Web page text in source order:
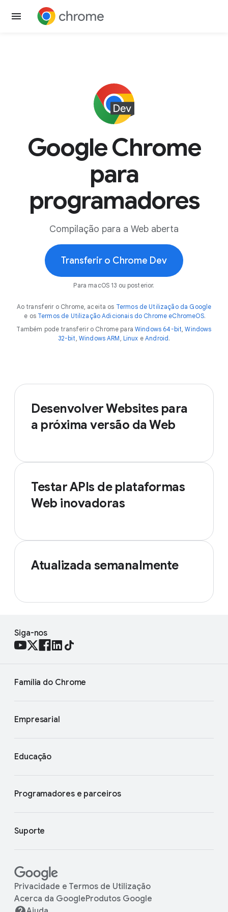
Google Chrome
para
programadores
Compilação para a Web aberta
Transferir o Chrome Dev
Para macOS 13 ou posterior.
Ao transferir o Chrome, aceita os Termos de Utilização da Google
e os Termos de Utilização Adicionais do Chrome eChromeOS.
Também pode transferir o Chrome paraWindows 64-bit,Windows
32-bit , Windows ARM , Linux eAndroid .
Desenvolver Websites para
a próxima versão da Web
Testar APIs de plataformas
Web inovadoras
Atualizada semanalmente
Siga-nos
Família do Chrome
Empresarial
Educação
Programadores e parceiros
Suporte
Privacidade e Termos de Utilização
Acerca da GoogleProdutos Google